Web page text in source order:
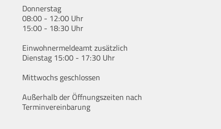
Donnerstag
08:00 - 12:00 Uhr
15:00 - 18:30 Uhr
Einwohnermeldeamt zusätzlich
Dienstag 15:00 - 17:30 Uhr
Mittwochs geschlossen
Außerhalb der Öffnungszeiten nach
Terminvereinbarung